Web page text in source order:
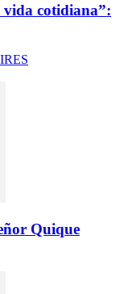
vida cotidiana”:
Quique